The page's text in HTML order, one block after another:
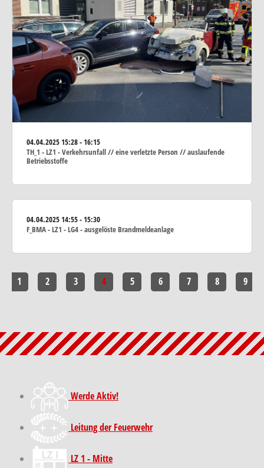
04.04.202515:28 - 16:15
TH_1 - LZ1 - Verkehrsunfall // eine verletzte Person // auslaufende
Betriebsstoffe
04.04.202514:55 - 15:30
F_BMA - LZ1 - LG4 - ausgelöste Brandmeldeanlage
1 2 3 4 5 6 7 8 9
Werde Aktiv!
Leitung der Feuerwehr
LZ 1 - Mitte